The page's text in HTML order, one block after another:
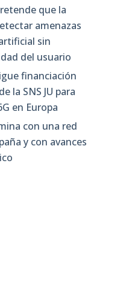
que la
amenazas
sin
del usuario
financiación
la SNS JU para
en Europa
con una red
y con avances